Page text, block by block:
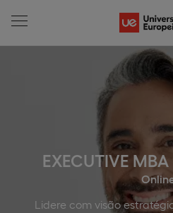
EXECUTIVE
Lidere com visão